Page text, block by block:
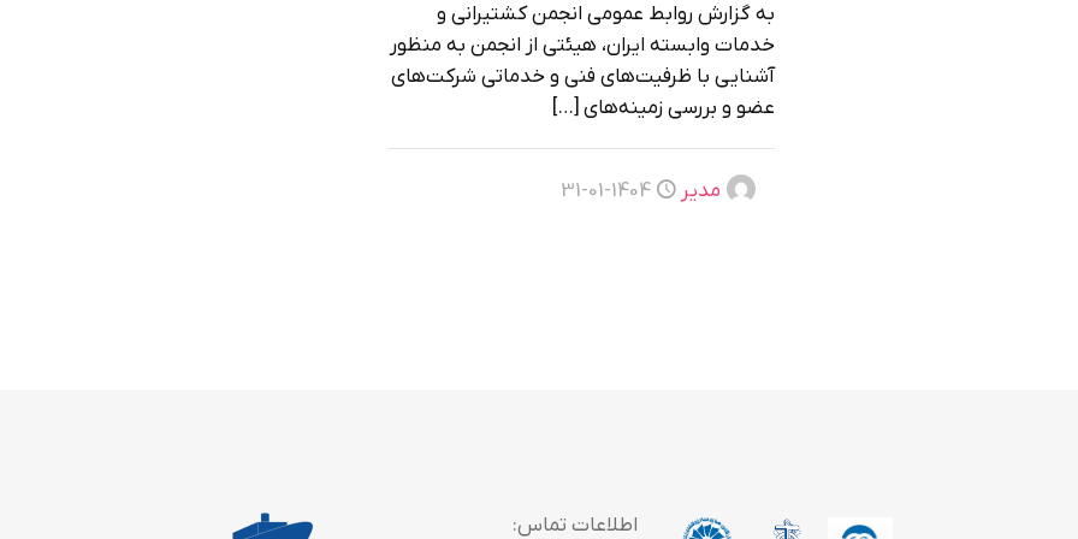
به گزارش روابط عمومی انجمن کشتیرانی و
خدمات وابسته ایران، هیئتی از انجمن به منظور
آشنایی با ظرفیت‌های فنی و خدماتی شرکت‌های
عضو و بررسی زمینه‌های[…]
مدیر 1404-01-31
اطلاعات تماس: